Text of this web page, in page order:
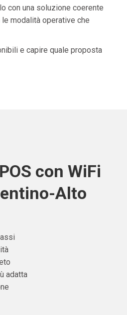
con una soluzione coerente
modalità operative che
e capire quale proposta
con WiFi
Alto
adatta